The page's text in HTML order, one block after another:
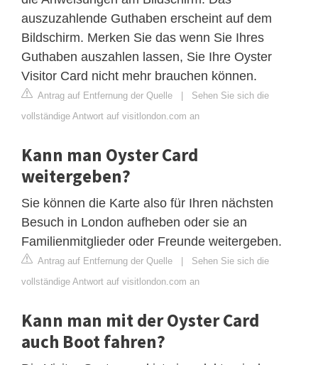
auszuzahlende Guthaben erscheint auf dem
Bildschirm. Merken Sie das wenn Sie Ihres
Guthaben auszahlen lassen, Sie Ihre Oyster
Visitor Card nicht mehr brauchen können.
Antrag auf Entfernung der Quelle | Sehen Sie sich die
vollständige Antwort auf visitlondon.com an
Kann man Oyster Card
weitergeben?
Sie können die Karte also für Ihren nächsten
Besuch in London aufheben oder sie an
Familienmitglieder oder Freunde weitergeben.
Antrag auf Entfernung der Quelle | Sehen Sie sich die
vollständige Antwort auf visitlondon.com an
Kann man mit der Oyster Card
auch Boot fahren?